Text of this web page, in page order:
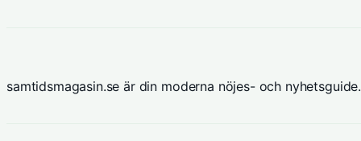
samtidsmagasin.se är din moderna nöjes- och